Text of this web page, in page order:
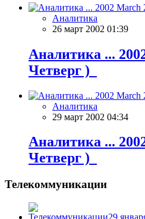
Аналитика
26 март 2002 01:39
Аналитика ...
Четверг )
Аналитика
29 март 2002 04:34
Аналитика ...
Четверг )
Телекоммуникации